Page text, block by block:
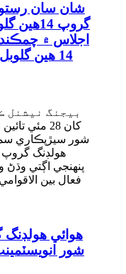
شان سان رستو
گروپ
اجلاس ۾
14 هين
شور سيڙپڪاري
پنهنجي اڳتي وڌڻ
فعال بين
شور